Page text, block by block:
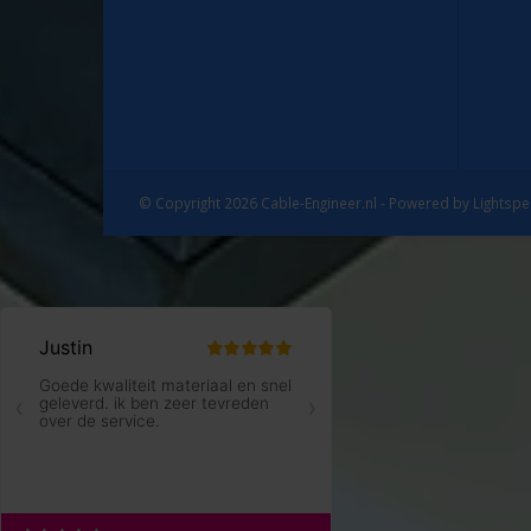
© Copyright 2026 Cable-Engineer.nl - Powered by